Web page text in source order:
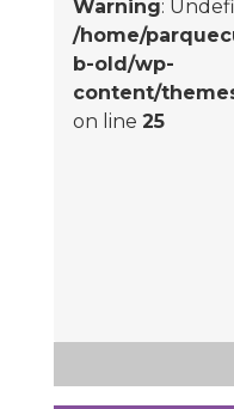
Warning:
/home/
b-old/wp-
content/
on line 25